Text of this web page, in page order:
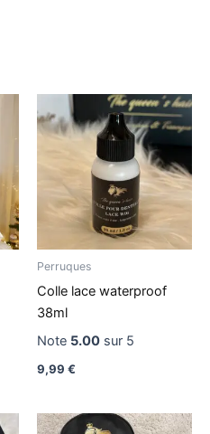
Perruques
Colle lace waterproof
38ml
Note 5.00sur 5
9,99 €